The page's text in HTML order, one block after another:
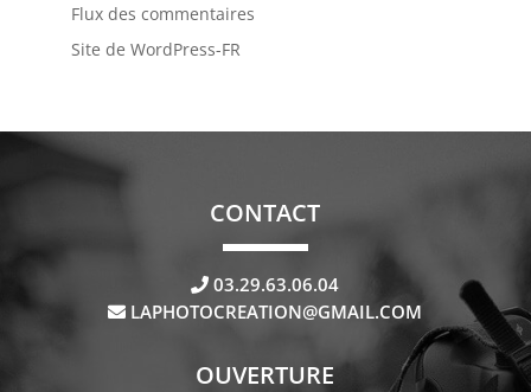
Flux des commentaires
Site de WordPress-FR
CONTACT
03.29.63.06.04
LAPHOTOCREATION@GMAIL.COM
OUVERTURE